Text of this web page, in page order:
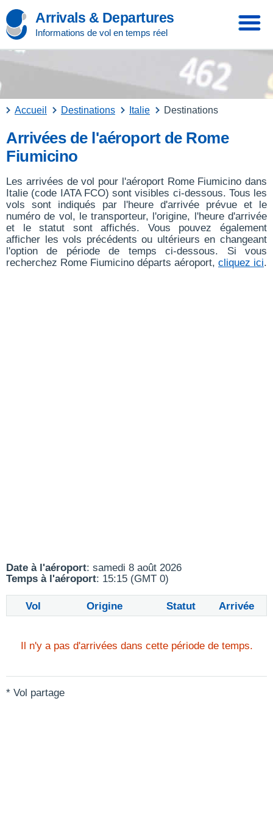
Arrivals & Departures
Informations de vol en temps réel
Accueil Destinations Italie Destinations
Arrivées de l'aéroport de Rome
Fiumicino
Les arrivées de vol pour l'aéroport Rome Fiumicino dans
Italie (code IATA FCO) sont visibles ci-dessous. Tous les
vols sont indiqués par l'heure d'arrivée prévue et le
numéro de vol, le transporteur, l'origine, l'heure d'arrivée
et le statut sont affichés. Vous pouvez également
afficher les vols précédents ou ultérieurs en changeant
l'option de période de temps ci-dessous. Si vous
recherchez Rome Fiumicino départs aéroport, cliquez ici.
Date à l'aéroport: samedi 8 août 2026
Temps à l'aéroport: 15:15 (GMT 0)
Vol Origine Statut Arrivée
Il n'y a pas d'arrivées dans cette période de temps.
* Vol partage